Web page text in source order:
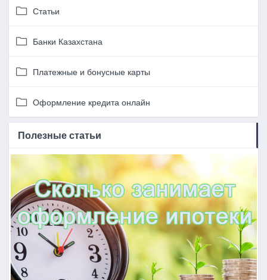
Статьи
Банки Казахстана
Платежные и бонусные карты
Оформление кредита онлайн
Полезные статьи